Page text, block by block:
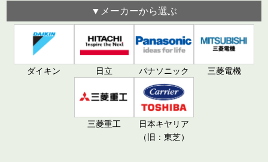
▼メーカーから選ぶ
ダイキン 日立 パナソニック 三菱電機
三菱重工
日本キヤリア
（旧：東芝）